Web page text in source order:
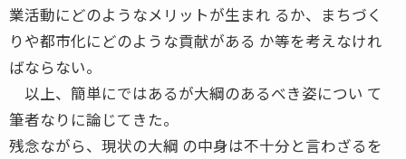
業活動にどのようなメリットが生まれ るか、まちづく
りや都市化にどのような貢献がある か等を考えなけれ
ばならない。
以上、簡単にではあるが大綱のあるべき姿につい て
筆者なりに論じてきた。
残念ながら、現状の大綱 の中身は不十分と言わざるを